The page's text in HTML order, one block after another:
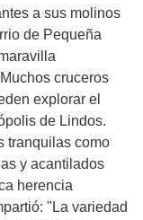
a sus molinos
de Pequeña
cruceros
explorar el
de Lindos.
tranquilas como
y acantilados
herencia
"La variedad